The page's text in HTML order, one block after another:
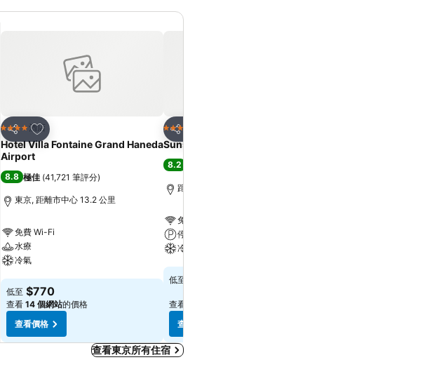
分享
放到收藏夾
4 星級 酒店
Hotel Villa Fontaine Grand Haneda
Airport
8.8 極佳 (41,721 筆評分)
東京, 距離市中心 13.2 公里
免費 Wi-Fi
水療
冷氣
查看價格
低至 $770
查看 14 個網站的價格
查看價格
分享
4 星級
Sunshine City Prince Hotel
8.2
距離新宿站 5.3 公里
免費 Wi-Fi
停車場
冷氣
查看價格
低至
查看
查看價格
查看東京所有住宿